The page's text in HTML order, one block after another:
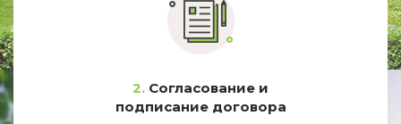
2. Согласование и
подписание договора